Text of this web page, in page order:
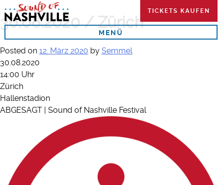
to
content
MENÜ
TICKETS KAUFEN
30.08.2020 / Zürich
Posted on 12. März 2020 by Semmel
30.08.2020
14:00 Uhr
Zürich
Hallenstadion
ABGESAGT | Sound of Nashville Festival